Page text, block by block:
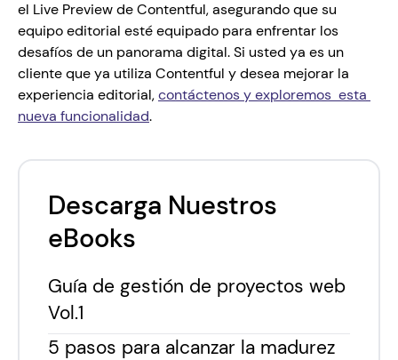
Descarga Nuestros
eBooks
Guía de gestión de proyectos web
Vol.1
5 pasos para alcanzar la madurez
el Live Preview de Contentful, asegurando que su
equipo editorial esté equipado para enfrentar los
desafíos de un panorama digital. Si usted ya es un
cliente que ya utiliza Contentful y desea mejorar la
experiencia editorial, contáctenos y exploremos  esta
nueva funcionalidad.